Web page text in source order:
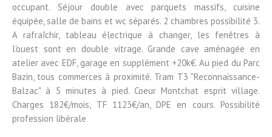
occupant. Séjour double avec parquets massifs, cuisine
équipée, salle de bains et wc séparés. 2 chambres possibilité 3.
A rafraîchir, tableau électrique à changer, les fenêtres à
l'ouest sont en double vitrage. Grande cave aménagée en
atelier avec EDF, garage en supplément +20k€. Au pied du Parc
Bazin, tous commerces à proximité. Tram T3 "Reconnaissance-
Balzac" à 5 minutes à pied. Coeur Montchat esprit village.
Charges 182€/mois, TF 1123€/an, DPE en cours. Possibilité
profession libérale